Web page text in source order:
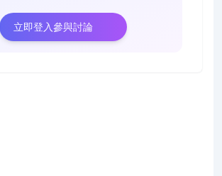
立即登入參與討論